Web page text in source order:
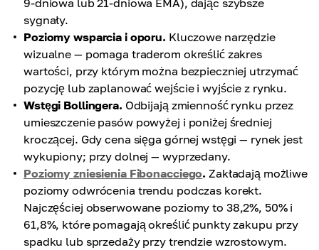
9-dniowa lub 21-dniowa EMA), dając szybsze
sygnały.
Poziomy wsparcia i oporu. Kluczowe narzędzie
wizualne — pomaga traderom określić zakres
wartości, przy którym można bezpieczniej utrzymać
pozycję lub zaplanować wejście i wyjście z rynku.
Wstęgi Bollingera. Odbijają zmienność rynku przez
umieszczenie pasów powyżej i poniżej średniej
kroczącej. Gdy cena sięga górnej wstęgi — rynek jest
wykupiony; przy dolnej — wyprzedany.
Poziomy zniesienia Fibonacciego. Zakładają możliwe
poziomy odwrócenia trendu podczas korekt.
Najczęściej obserwowane poziomy to 38,2%, 50% i
61,8%, które pomagają określić punkty zakupu przy
spadku lub sprzedaży przy trendzie wzrostowym.